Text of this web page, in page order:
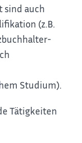
sind auch
(z.B.
Studium).
Tätigkeiten